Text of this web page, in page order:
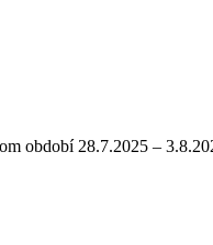
období 28.7.2025 –